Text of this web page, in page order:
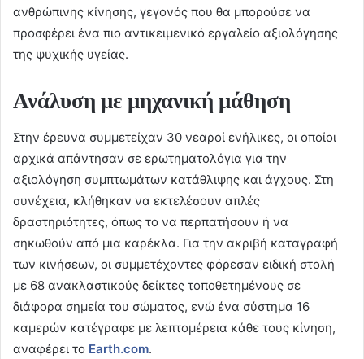
ανθρώπινης κίνησης, γεγονός που θα μπορούσε να
προσφέρει ένα πιο αντικειμενικό εργαλείο αξιολόγησης
της ψυχικής υγείας.
Ανάλυση με μηχανική μάθηση
Στην έρευνα συμμετείχαν 30 νεαροί ενήλικες, οι οποίοι
αρχικά απάντησαν σε ερωτηματολόγια για την
αξιολόγηση συμπτωμάτων κατάθλιψης και άγχους. Στη
συνέχεια, κλήθηκαν να εκτελέσουν απλές
δραστηριότητες, όπως το να περπατήσουν ή να
σηκωθούν από μια καρέκλα. Για την ακριβή καταγραφή
των κινήσεων, οι συμμετέχοντες φόρεσαν ειδική στολή
με 68 ανακλαστικούς δείκτες τοποθετημένους σε
διάφορα σημεία του σώματος, ενώ ένα σύστημα 16
καμερών κατέγραφε με λεπτομέρεια κάθε τους κίνηση,
αναφέρει το Earth.com.